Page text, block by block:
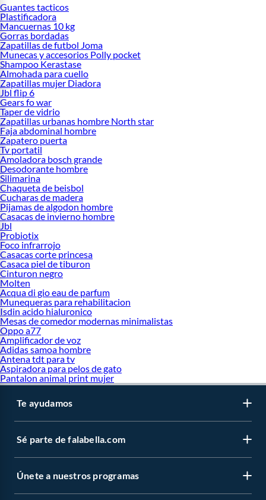
Guantes tacticos
Plastificadora
Mancuernas 10 kg
Gorras bordadas
Zapatillas de futbol Joma
Munecas y accesorios Polly pocket
Shampoo Kerastase
Almohada para cuello
Zapatillas mujer Diadora
Jbl flip 6
Gears fo war
Taper de vidrio
Zapatillas urbanas hombre North star
Faja abdominal hombre
Zapatero puerta
Tv portatil
Amoladora bosch grande
Desodorante hombre
Silimarina
Chaqueta de beisbol
Cucharas de madera
Pijamas de algodon hombre
Casacas de invierno hombre
Jbl
Probiotix
Foco infrarrojo
Casacas corte princesa
Casaca piel de tiburon
Cinturon negro
Molten
Acqua di gio eau de parfum
Munequeras para rehabilitacion
Isdin acido hialuronico
Mesas de comedor modernas minimalistas
Oppo a77
Amplificador de voz
Adidas samoa hombre
Antena tdt para tv
Aspiradora para pelos de gato
Pantalon animal print mujer
Te ayudamos
Sé parte de falabella.com
Únete a nuestros programas